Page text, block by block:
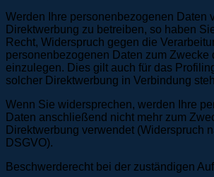
Werden Ihre personenbezogenen Daten
Direktwerbung zu betreiben, so haben
Recht, Widerspruch gegen die
personenbezogenen Daten zum Zwecke
einzulegen. Dies gilt auch für das
solcher Direktwerbung in Verbindung
Wenn Sie widersprechen, werden Ihre
Daten anschließend nicht mehr zum
Direktwerbung verwendet (Widerspruch
DSGVO).
Beschwerderecht bei der zuständigen